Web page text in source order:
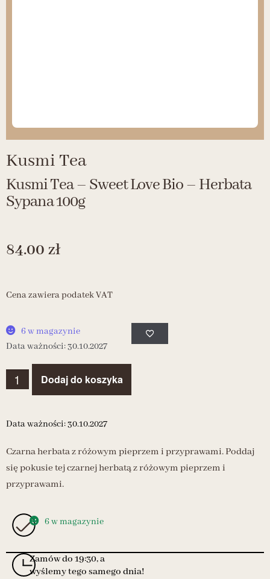
Kusmi Tea
Kusmi Tea – Sweet Love Bio – Herbata
Sypana 100g
84.00 zł
Cena zawiera podatek VAT
6 w magazynie
Data ważności: 30.10.2027
Dodaj do koszyka
Data ważności: 30.10.2027
Czarna herbata z różowym pieprzem i przyprawami. Poddaj
się pokusie tej czarnej herbatą z różowym pieprzem i
przyprawami.
6 w magazynie
Zamów do 19:30, a
wyślemy tego samego dnia!